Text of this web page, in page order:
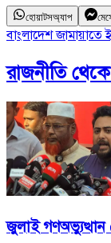
হোয়াটসঅ্যাপ
বাংলাদেশ জামায়াতে
রাজনীতি
জুলাই গণঅভ্যুত্থান